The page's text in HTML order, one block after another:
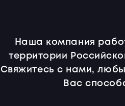
Наша компания
территории
Свяжитесь с нами,
Вас